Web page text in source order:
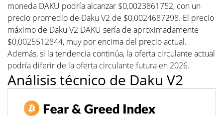
moneda DAKU podría alcanzar $0,0023861752, con un
precio promedio de Daku V2 de $0,0024687298. El precio
máximo de Daku V2 DAKU sería de aproximadamente
$0,0025512844, muy por encima del precio actual.
Además, si la tendencia continúa, la oferta circulante actual
podría diferir de la oferta circulante futura en 2026.
Análisis técnico de Daku V2